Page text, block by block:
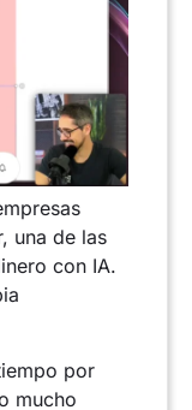
una de las
con IA.
por
mucho